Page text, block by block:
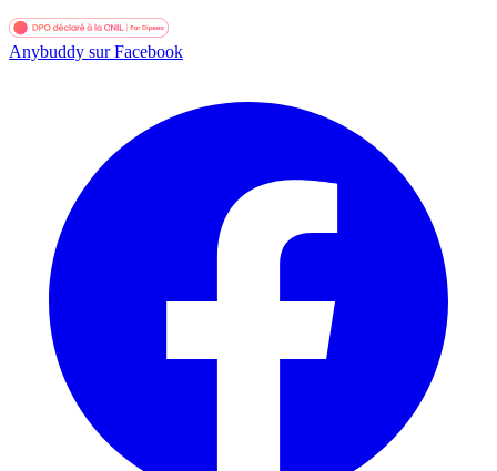
Anybuddy sur Facebook